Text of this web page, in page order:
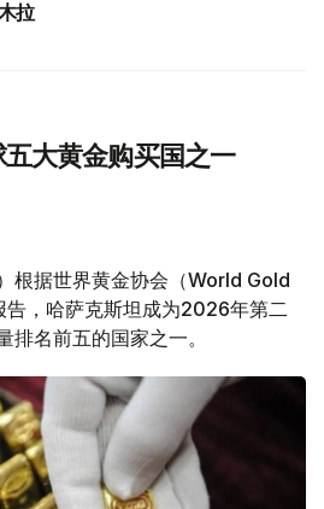
拉
大黄金购买国之一
根据世界黄金协会（World Gold
，哈萨克斯坦成为2026年第二
名前五的国家之一。